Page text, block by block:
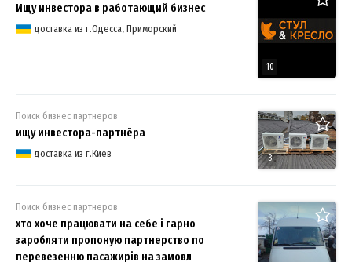
10
Ищу инвестора в работающий бизнес
доставка из г.Одесса, Приморский
3
Поиск бизнес партнеров
ищу инвестора-партнёра
доставка из г.Киев
Поиск бизнес партнеров
хто хоче працювати на себе і гарно
заробляти пропоную партнерство по
перевезенню пасажирів на замовл